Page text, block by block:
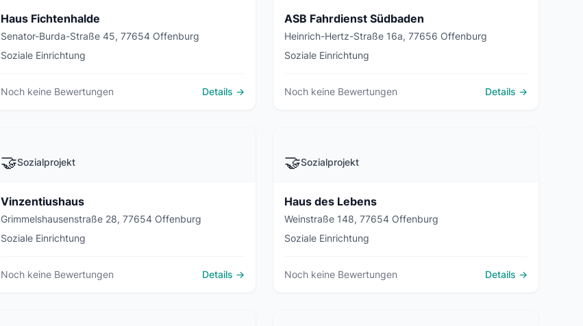
Haus Fichtenhalde
Senator-Burda-Straße 45, 77654 Offenburg
Soziale Einrichtung
Noch keine Bewertungen Details →
ASB Fahrdienst Südbaden
Heinrich-Hertz-Straße 16a, 77656 Offenburg
Soziale Einrichtung
Noch keine Bewertungen Details →
🤝Sozialprojekt
Vinzentiushaus
Grimmelshausenstraße 28, 77654 Offenburg
Soziale Einrichtung
Noch keine Bewertungen Details →
🤝Sozialprojekt
Haus des Lebens
Weinstraße 148, 77654 Offenburg
Soziale Einrichtung
Noch keine Bewertungen Details →